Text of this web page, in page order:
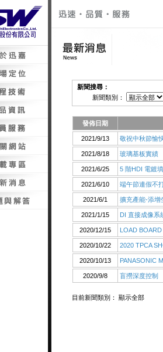
新聞搜尋：
新聞類別：
發佈日期
2021/9/13 敬祝中秋節愉
2021/8/18 玻璃基板實績
2021/6/25 5 階HDI 電鍍
2021/6/10 端午節連假不
2021/6/1 擴充產能-添增
2021/1/15 DI 直接成像系
2020/12/15 LOAD BOARD
2020/10/22 2020 TPCA
2020/10/13 PANASONIC
2020/9/8 盲撈深度控制
目前新聞類別： 顯示全部